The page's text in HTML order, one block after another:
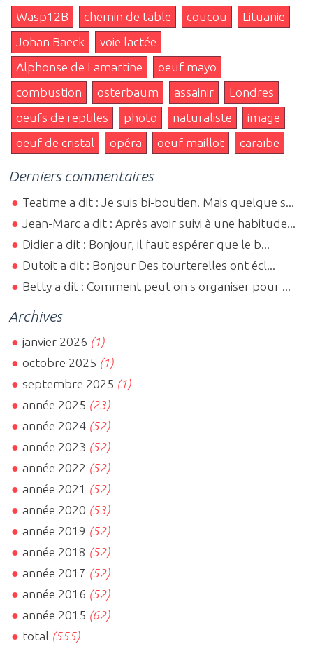
Wasp12B chemin de table coucou
Lituanie
Johan Baeck
voie lactée
Alphonse de Lamartine
oeuf mayo
combustion
osterbaum assainir
Londres
oeufs de reptiles
photo naturaliste
image
oeuf de cristal
opéra oeuf maillot caraïbe
Derniers commentaires
Teatime a dit : Je suis bi-boutien. Mais quelque s...
Jean-Marc a dit : Après avoir suivi à une habitude...
Didier a dit : Bonjour, il faut espérer que le b...
Dutoit a dit : Bonjour Des tourterelles ont écl...
Betty a dit : Comment peut on s organiser pour ...
Archives
janvier 2026 (1)
octobre 2025 (1)
septembre 2025 (1)
année 2025 (23)
année 2024 (52)
année 2023 (52)
année 2022 (52)
année 2021 (52)
année 2020 (53)
année 2019 (52)
année 2018 (52)
année 2017 (52)
année 2016 (52)
année 2015 (62)
total (555)